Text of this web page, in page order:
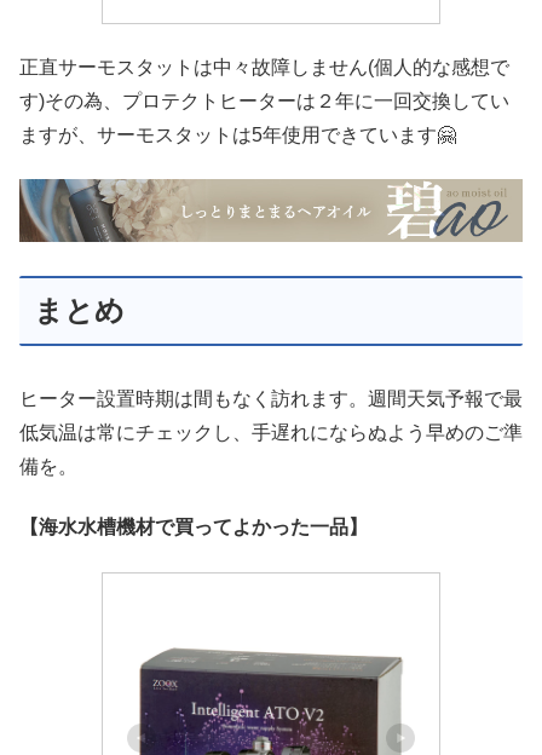
正直サーモスタットは中々故障しません(個人的な感想で
す)その為、プロテクトヒーターは２年に一回交換してい
ますが、サーモスタットは5年使用できています🤗
まとめ
ヒーター設置時期は間もなく訪れます。週間天気予報で最
低気温は常にチェックし、手遅れにならぬよう早めのご準
備を。
【海水水槽機材で買ってよかった一品】